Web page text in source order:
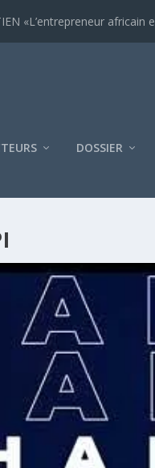
«L’entrepreneur africain
DOSSIER